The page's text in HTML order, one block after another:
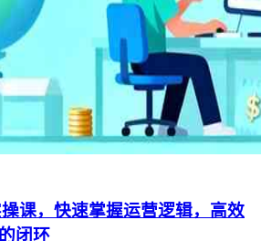
课，快速掌握运营逻辑，高效
闭环